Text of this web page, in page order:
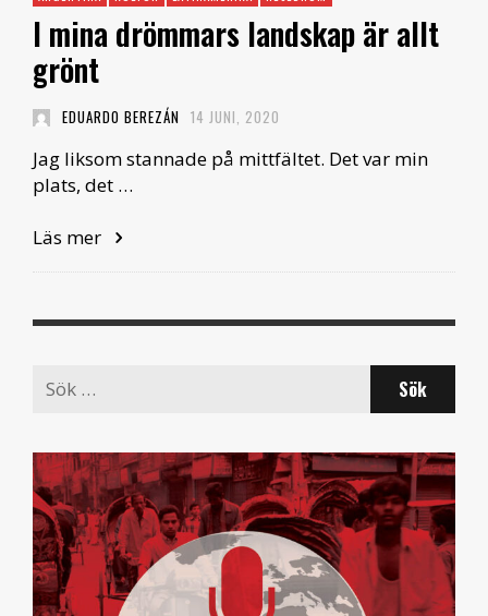
I mina drömmars landskap är allt
grönt
EDUARDO BEREZÁN 14 JUNI, 2020
Jag liksom stannade på mittfältet. Det var min
plats, det …
Läs mer
Search
for: